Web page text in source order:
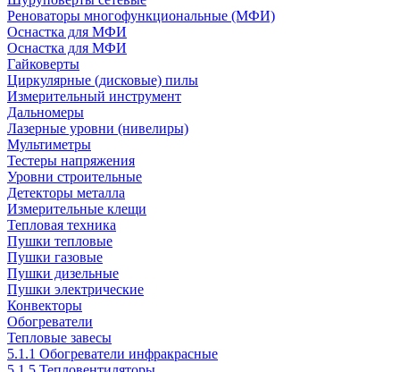
Реноваторы многофункциональные (МФИ)
Оснастка для МФИ
Оснастка для МФИ
Гайковерты
Циркулярные (дисковые) пилы
Измерительный инструмент
Дальномеры
Лазерные уровни (нивелиры)
Мультиметры
Тестеры напряжения
Уровни строительные
Детекторы металла
Измерительные клещи
Тепловая техника
Пушки тепловые
Пушки газовые
Пушки дизельные
Пушки электрические
Конвекторы
Обогреватели
Тепловые завесы
5.1.1 Обогреватели инфракрасные